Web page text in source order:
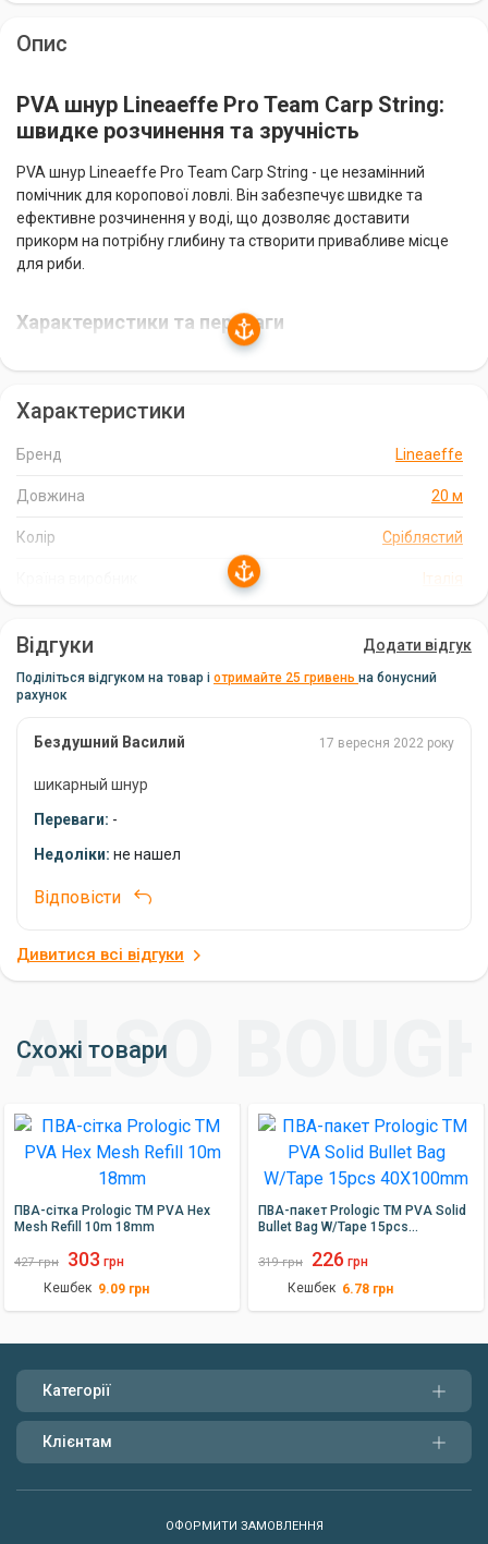
Опис
PVA шнур Lineaeffe Pro Team Carp String:
швидке розчинення та зручність
PVA шнур Lineaeffe Pro Team Carp String - це незамінний
помічник для коропової ловлі. Він забезпечує швидке та
ефективне розчинення у воді, що дозволяє доставити
прикорм на потрібну глибину та створити привабливе місце
для риби.
Характеристики та переваги
Зручність використання та точність доставки прикормки.
Сріблястий колір для непомітності у воді.
Довжина 20 метрів для тривалих рибальських сесій.
Виробництво в Італії брендом Lineaeffe, відомим своєю
якістю.
Ефективна коропова ловля
PVA шнур Lineaeffe Pro Team Carp String стане вашим
надійним помічником у короповій ловлі. З його допомогою ви
зможете легко та швидко доставити прикорм на потрібну
успішну риболовлю.
Характеристики
Бренд Lineaeffe
Довжина 20 м
Колір Сріблястий
Італія
Відгуки Додати відгук
Поділіться відгуком на товар і отримайте 25 гривень на бонусний
рахунок
Бездушний Василий 17 вересня 2022 року
шикарный шнур
Переваги: -
Недоліки: не нашел
Відповісти
Дивитися всі відгуки
Схожі товари
ПВА-сітка Prologic TM PVA Hex
Mesh Refill 10m 18mm
427 грн 303 грн
Кешбек 9.09 грн
ПВА-пакет Prologic TM PVA Solid
Bullet Bag W/Tape 15pcs
319 грн 226 грн
Кешбек 6.78 грн
Категорії
Клієнтам
ОФОРМИТИ ЗАМОВЛЕННЯ